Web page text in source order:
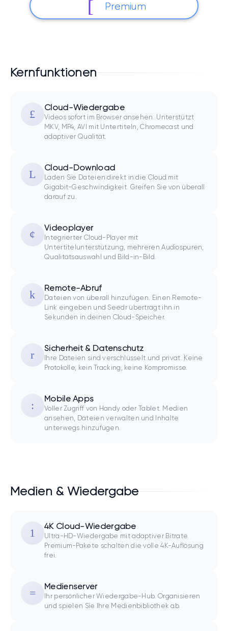
Premium
Kernfunktionen
Cloud-Wiedergabe
Videos sofort im Browser ansehen. Unterstützt
MKV, MP4, AVI mit Untertiteln, Chromecast und
adaptiver Qualität.
Cloud-Download
Laden Sie Dateien direkt in die Cloud mit
Gigabit-Geschwindigkeit. Greifen Sie von überall
darauf zu.
Videoplayer
Integrierter Cloud-Player mit
Untertitelunterstützung, mehreren Audiospuren,
Qualitätsauswahl und Bild-in-Bild.
Remote-Abruf
Dateien von überall hinzufügen. Einen Remote-
Link eingeben und Seedr überträgt ihn in
Sekunden in deinen Cloud-Speicher.
Sicherheit & Datenschutz
Ihre Dateien sind verschlüsselt und privat. Keine
Protokolle, kein Tracking, keine Kompromisse.
Mobile Apps
Voller Zugriff von Handy oder Tablet. Medien
ansehen, Dateien verwalten und Inhalte
unterwegs hinzufügen.
Medien & Wiedergabe
4K Cloud-Wiedergabe
Ultra-HD-Wiedergabe mit adaptiver Bitrate.
Premium-Pakete schalten die volle 4K-Auflösung
frei.
Medienserver
Ihr persönlicher Wiedergabe-Hub. Organisieren
und spielen Sie Ihre Medienbibliothek ab.